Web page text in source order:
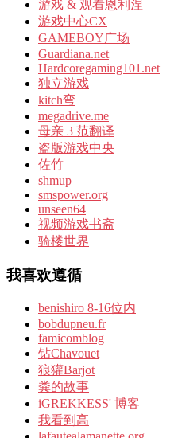
游戏 & 观看恩利涅
游戏中心CX
GAMEBOY广场
Guardiana.net
Hardcoregaming101.net
独立游戏
kitch弯
megadrive.me
母亲 3 范翻译
盗版游戏中央
佐竹
shmup
smspower.org
unseen64
视频游戏书斋
骑楼世界
我喜欢遵循
benishiro 8-16位内
bobdupneu.fr
famicomblog
钻Chavouet
狼獾Barjot
粪的故事
iGREKKESS' 博客
我看到高